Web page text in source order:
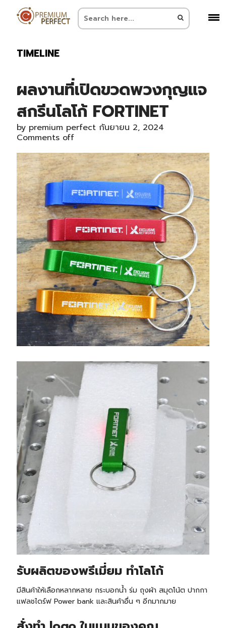
TIMELINE
ผลงานที่เปิดขวดพวงกุญแจ
สกรีนโลโก้ FORTINET
by premium perfect กันยายน 2, 2024
Comments off
รับผลิตของพรีเมี่ยม ทำโลโก้
มีสินค้าให้เลือกหลากหลาย กระบอกน้ำ ร่ม ถุงผ้า สมุดโน้ต ปากกา
แฟลชไดร์ฟ Power bank และสินค้าอื่น ๆ อีกมากมาย